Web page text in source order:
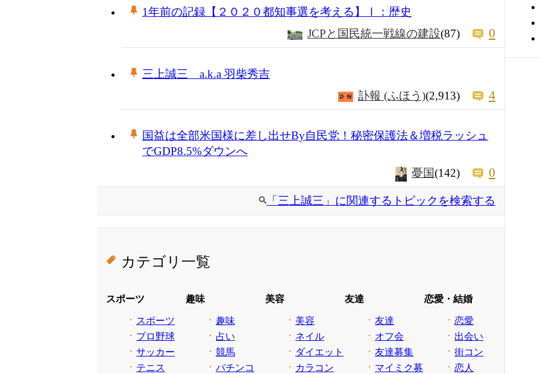
1年前の記録【２０２０都知事選を考える】Ⅰ：歴史
JCPと国民統一戦線の建設(87) 0
三上誠三 a.k.a 羽柴秀吉
訃報 (ふほう)(2,913) 4
国益は全部米国様に差し出せBy自民党！秘密保護法＆増税ラッシュ
でGDP8.5%ダウンへ
憂国(142) 0
「三上誠三」に関連するトピックを検索する
カテゴリ一覧
スポーツ
スポーツ
プロ野球
サッカー
テニス
趣味
趣味
占い
競馬
パチンコ
美容
美容
ネイル
ダイエット
カラコン
友達
友達
オフ会
友達募集
マイミク募
恋愛・結婚
恋愛
出会い
街コン
恋人